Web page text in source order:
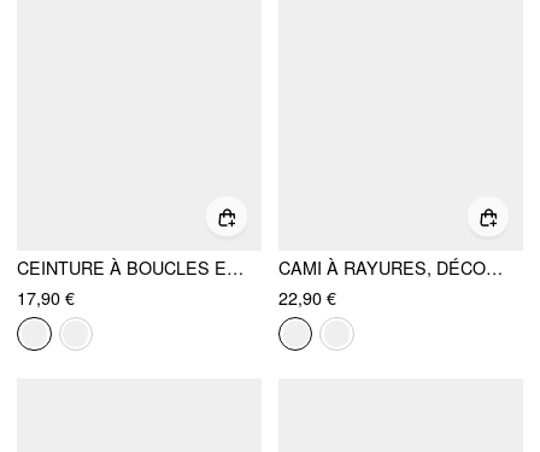
CEINTURE À BOUCLES ET CLOUS
17,90 €
CAMI À RAYURES, DÉCOLLETÉ CŒUR, DENTELLE ET FRONCES
22,90 €